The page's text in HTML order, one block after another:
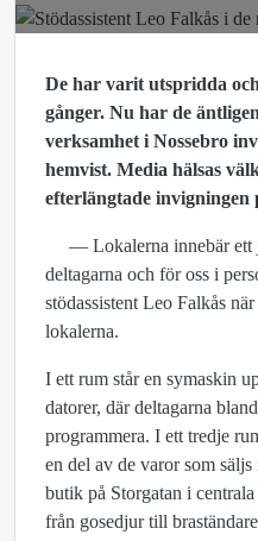
De har varit utspridda
gånger. Nu har de
verksamhet i Nossebro
hemvist. Media hälsas
efterlängtade invigningen
— Lokalerna innebär ett
deltagarna och för oss i
stödassistent Leo Falkås
lokalerna.
I ett rum står en symaskin
datorer, där deltagarna
programmera. I ett tredje
en del av de varor som
butik på Storgatan i
från gosedjur till